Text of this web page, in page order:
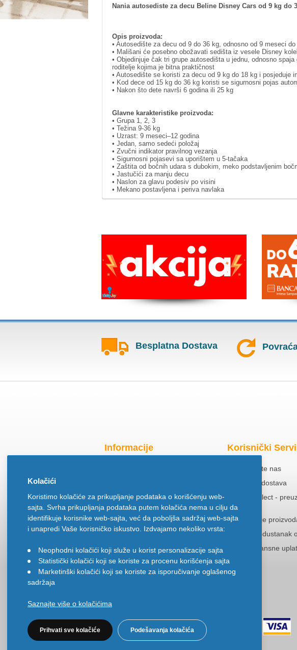
Nania autosediste za decu Beline Disney Cars od 9 kg do
Opis proizvoda:
• Autosedište za decu od 9 do 36 kg, odnosno od 9 meseci do
• Mališani će posebno obožavati sedišta iz vesele Disney
• Objedinjuje čak tri grupe autosedišta u jednu, odnosno
roditelje kojima je bitna praktičnost
• Autosedište se koristi za decu od 9 kg do 18 kg i posjeduje
• Kod dece od 15 kg do 36 kg koristi se sigurnosni pojas
• Nakon što dete navrši 6 godina ili 25 kg
Glavne karakteristike proizvoda:
• Grupa 1, 2, 3
• Težina 9-36 kg
• Uzrast: 9 meseci–12 godina
• Jedan, samo sedeći položaj
• Zvučni indikator pravilnog vezanja
• Sigurnosni pojasevi sa uporištem u 5-tačaka
• Zaštita od bočnih udara s dubokim, meko podstavljenim
• Jastučići za manju decu
• Naslon za glavu podesiv po visini
• Mekano postavljena i periva navlaka
Besplatna Dostava
Informacije
Način isporuke
Načini plaćanja
Politika privatnosti
Uslovi korišćenja
Ugovor na daljinu
Korisnički
Kontaktirajte nas
Besplatna dostava
Click & Collect -
prodavnici
Reklamacije
Pravo na odustanak
Politika Avansne
Kolačići
Koristimo kolačiće za prikupljanje podataka o korišćenju web-
sajta. Svrha prikupljanja podataka putem kolačića nema u cilju da
identifikuje korisnike web-sajta, već da poboljša sadržaj web-sajta
i unapredi Vaše korisničko iskustvo. Izdvajamo nekoliko vrsta:
•
Neophodni kolačići koji služe u korist personalizacije sajta
•
Statistički kolačići koji se koriste za procenu korišćenja sajta
•
Marketinški kolačići koji se koriste za isporučivanje oglašenog
sadržaja
Saznajte više o kolačićima
Prihvati sve kolačiće Podešavanja kolačića